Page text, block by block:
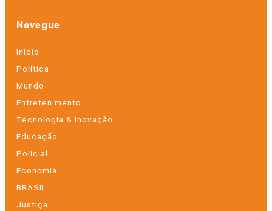
Navegue
Início
Política
Mundo
Entretenimento
Tecnologia & Inovação
Educação
Policial
Economia
BRASIL
Justiça